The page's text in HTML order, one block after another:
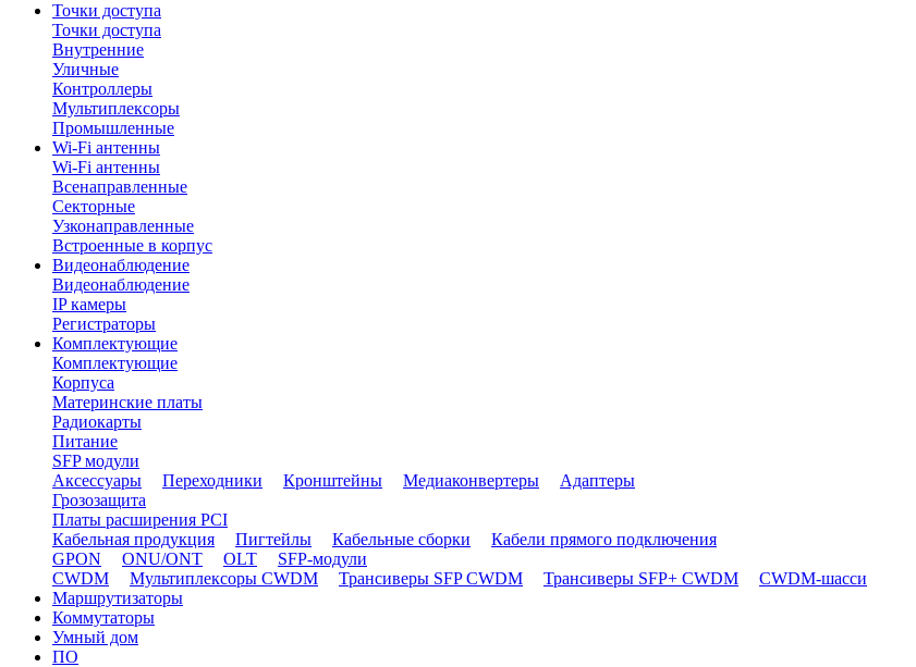
Точки доступа
Точки доступа
Внутренние
Уличные
Контроллеры
Мультиплексоры
Промышленные
Wi-Fi антенны
Wi-Fi антенны
Всенаправленные
Секторные
Узконаправленные
Встроенные в корпус
Видеонаблюдение
Видеонаблюдение
IP камеры
Регистраторы
Комплектующие
Комплектующие
Корпуса
Материнские платы
Радиокарты
Питание
SFP модули
Аксессуары
Переходники Кронштейны Медиаконвертеры
Адаптеры
Грозозащита
Платы расширения PCI
Кабельная продукция
Пигтейлы Кабельные сборки
Кабели прямого подключения
GPON
ONU/ONT OLT
SFP-модули
CWDM
Мультиплексоры CWDM Трансиверы SFP CWDM Трансиверы SFP+ CWDM
CWDM-шасси
Маршрутизаторы
Коммутаторы
Умный дом
ПО